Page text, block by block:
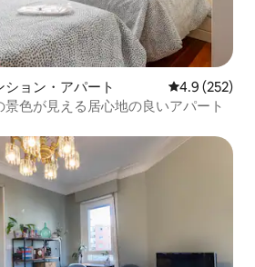
ョン・アパート レビュー252
4.9 (252)
色が見える居心地の良いアパート